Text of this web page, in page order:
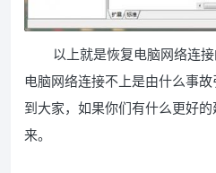
以上就是恢复电脑网络连
电脑网络连接不上是由什么事
到大家，如果你们有什么更好
来。